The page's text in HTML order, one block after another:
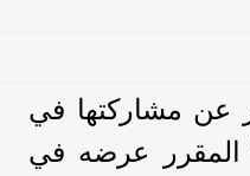
عن مشاركتها في
المقرر عرضه في